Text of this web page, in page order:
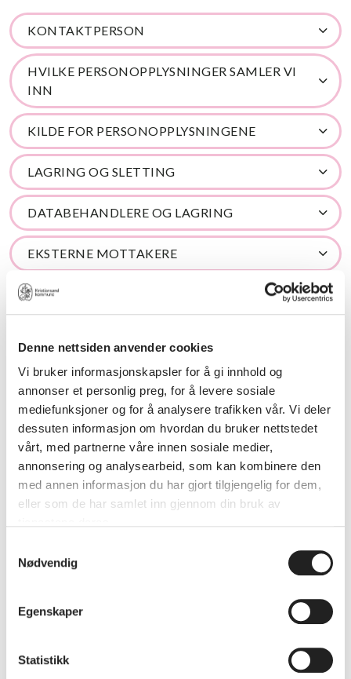
Denne nettsiden anvender cookies
Vi bruker informasjonskapsler for å gi innhold og
annonser et personlig preg, for å levere sosiale
mediefunksjoner og for å analysere trafikken vår. Vi deler
dessuten informasjon om hvordan du bruker nettstedet
vårt, med partnerne våre innen sosiale medier,
annonsering og analysearbeid, som kan kombinere den
med annen informasjon du har gjort tilgjengelig for dem,
eller som de har samlet inn gjennom din bruk av
Nødvendig
Egenskaper
Statistikk
KONTAKTPERSON
HVILKE PERSONOPPLYSNINGER SAMLER VI
INN
KILDE FOR PERSONOPPLYSNINGENE
LAGRING OG SLETTING
DATABEHANDLERE OG LAGRING
EKSTERNE MOTTAKERE
KONSEKVENSER VED IKKE Å OPPGI
OPPLYSNINGER
AUTOMATISERTE AVGJØRELSER
DINE RETTIGHETER
PERSONVERNOMBUD
Vi bruker informasjonskapsler (cookies) for å gi deg en bedre
brukeropplevelse og for å analysere hvordan nettstedet vårt
enheten din når du besøker nettsiden vår.
Typer informasjonskapsler vi bruker